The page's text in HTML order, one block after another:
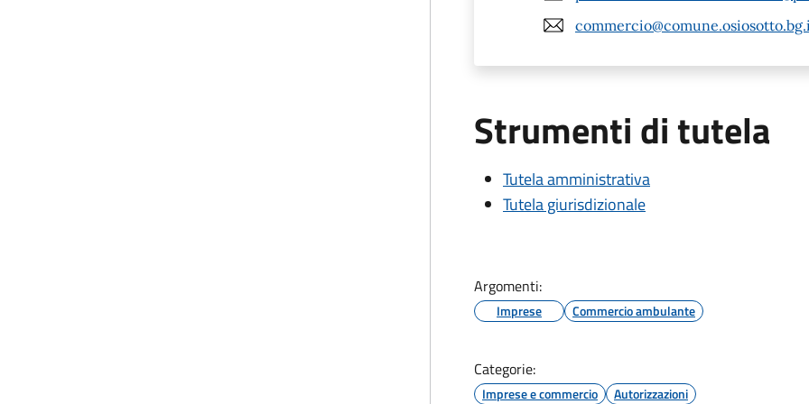
Strumenti di tutela
Tutela amministrativa
Tutela giurisdizionale
Argomenti:
Imprese Commercio ambulante
Categorie:
Imprese e commercio Autorizzazioni